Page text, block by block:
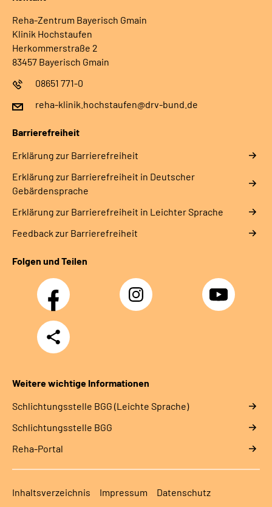
Reha-Zentrum Bayerisch Gmain
Klinik Hochstaufen
Herkommerstraße 2
83457 Bayerisch Gmain
08651 771-0
reha-klinik.hochstaufen@drv-bund.de
Barrierefreiheit
Erklärung zur Barrierefreiheit
Erklärung zur Barrierefreiheit in Deutscher
Gebärdensprache
Erklärung zur Barrierefreiheit in Leichter Sprache
Feedback zur Barrierefreiheit
Folgen und Teilen
Facebook Instagram YouTube
Teilen
Weitere wichtige Informationen
Schlich­tungs­stel­le BGG (Leichte Sprache)
Schlich­tungs­stel­le BGG
Reha-Portal
Inhaltsverzeichnis Impressum Datenschutz